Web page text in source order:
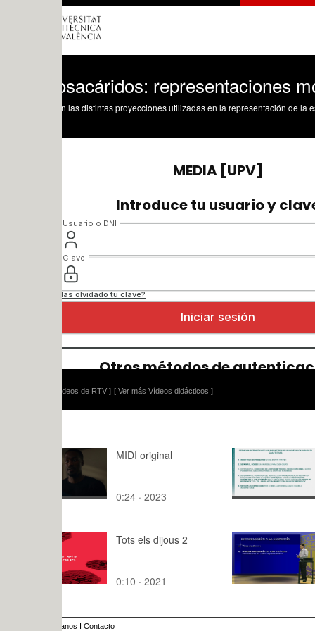
representaciones
[ Ver más Vídeos didácticos ]
MIDI original
0:24 · 2023
Lo más
Variables
3:55 · 2020
Tots els dijous 2
0:10 · 2021
CURSO)
14:55 ·